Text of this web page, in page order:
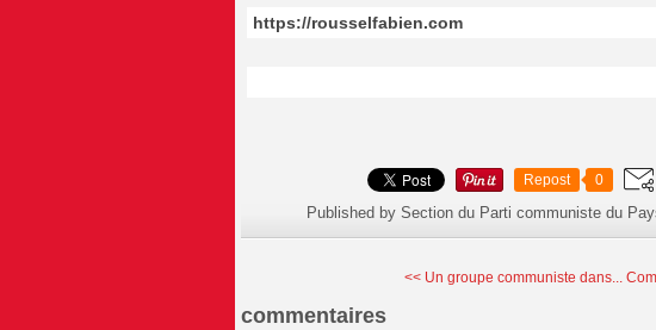
https://rousselfabien.com
Repost 0
Published by Section du Parti communiste du
<< Un groupe communiste dans...
commentaires